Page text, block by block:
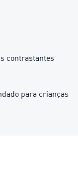
contrastantes
para crianças